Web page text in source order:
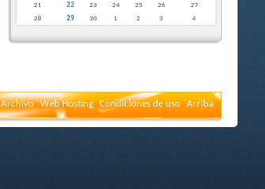
21
22 23 24 25 26
27
28
29 30 1 2 3 4
Archivo Web Hosting Condiciones de uso Arriba